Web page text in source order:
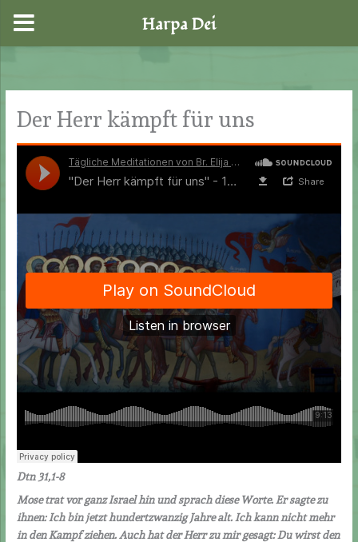
springen
Der Herr kämpft für uns
Dtn 31,1-8
Mose trat vor ganz Israel hin und sprach diese Worte. Er sagte zu
ihnen: Ich bin jetzt hundertzwanzig Jahre alt. Ich kann nicht mehr
in den Kampf ziehen. Auch hat der Herr zu mir gesagt: Du wirst den
Harpa Dei